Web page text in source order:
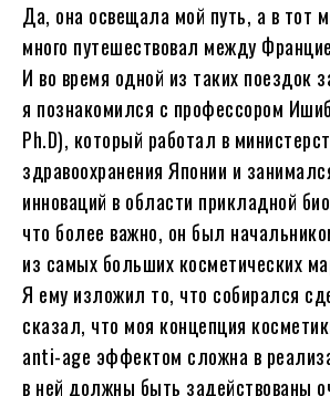
Да, она освещала мой путь, а в тот
много путешествовал между
И во время одной из таких поездок
я познакомился с профессором
Ph.D), который работал в
здравоохранения Японии и
инноваций в области прикладной
что более важно, он был
из самых больших косметических
Я ему изложил то, что собирался
сказал, что моя концепция
anti-age эффектом сложна в
в ней должны быть задействованы